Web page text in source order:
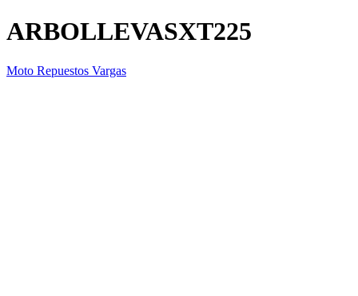
ARBOLLEVASXT225
Moto Repuestos Vargas